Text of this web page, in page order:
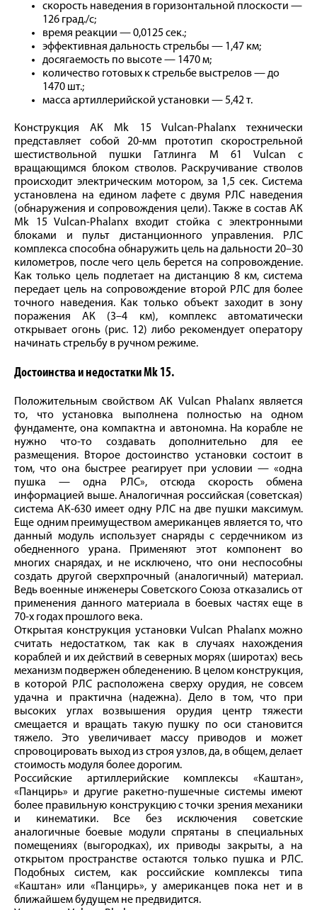
скорость наведения в горизонтальной плоскости —
126 град./с;
время реакции — 0,0125 сек.;
эффективная дальность стрельбы — 1,47 км;
досягаемость по высоте — 1470 м;
количество готовых к стрельбе выстрелов — до
1470 шт.;
масса артиллерийской установки — 5,42 т.
Конструкция АК Mk 15 Vulcan-Phalanx технически
представляет собой 20‑мм прототип скорострельной
шестиствольной пушки Гатлинга M 61 Vulcan с
вращающимся блоком стволов. Раскручивание стволов
происходит электрическим мотором, за 1,5 сек. Система
установлена на едином лафете с двумя РЛС наведения
(обнаружения и сопровождения цели). Также в состав АК
Mk 15 Vulcan-Phalanx входит стойка с электронными
блоками и пульт дистанционного управления. РЛС
комплекса способна обнаружить цель на дальности 20–30
километров, после чего цель берется на сопровождение.
Как только цель подлетает на дистанцию 8 км, система
передает цель на сопровождение второй РЛС для более
точного наведения. Как только объект заходит в зону
поражения АК (3–4 км), комплекс автоматически
открывает огонь (рис. 12) либо рекомендует оператору
начинать стрельбу в ручном режиме.
Достоинства и недостатки Mk 15.
Положительным свойством АК Vulcan Phalanx является
то, что установка выполнена полностью на одном
фундаменте, она компактна и автономна. На корабле не
нужно что‑то создавать дополнительно для ее
размещения. Второе достоинство установки состоит в
том, что она быстрее реагирует при условии — «одна
пушка — одна РЛС», отсюда скорость обмена
информацией выше. Аналогичная российская (советская)
система АК-630 имеет одну РЛС на две пушки максимум.
Еще одним преимуществом американцев является то, что
данный модуль использует снаряды с сердечником из
обедненного урана. Применяют этот компонент во
многих снарядах, и не исключено, что они неспособны
создать другой сверхпрочный (аналогичный) материал.
Ведь военные инженеры Советского Союза отказались от
применения данного материала в боевых частях еще в
70‑х годах прошлого века.
Открытая конструкция установки Vulcan Phalanx можно
считать недостатком, так как в случаях нахождения
кораблей и их действий в северных морях (широтах) весь
механизм подвержен обледенению. В целом конструкция,
в которой РЛС расположена сверху орудия, не совсем
удачна и практична (надежна). Дело в том, что при
высоких углах возвышения орудия центр тяжести
смещается и вращать такую пушку по оси становится
тяжело. Это увеличивает массу приводов и может
спровоцировать выход из строя узлов, да, в общем, делает
стоимость модуля более дорогим.
Российские артиллерийские комплексы «Каштан»,
«Панцирь» и другие ракетно-пушечные системы имеют
более правильную конструкцию с точки зрения механики
и кинематики. Все без исключения советские
аналогичные боевые модули спрятаны в специальных
помещениях (выгородках), их приводы закрыты, а на
открытом пространстве остаются только пушка и РЛС.
Подобных систем, как российские комплексы типа
«Каштан» или «Панцирь», у американцев пока нет и в
ближайшем будущем не предвидится.